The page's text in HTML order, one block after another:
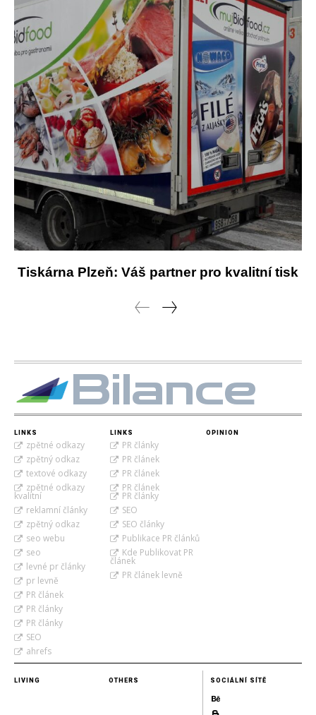
Tiskárna Plzeň: Váš partner pro kvalitní tisk
Bilance
LINKS
zpětné odkazy
zpětný odkaz
textové odkazy
zpětné odkazy
kvalitní
reklamní články
zpětný odkaz
seo webu
seo
levné pr články
pr levně
PR článek
PR články
PR články
SEO
ahrefs
LINKS
PR články
PR článek
PR článek
PR článek
PR články
SEO
SEO články
Publikace PR článků
Kde Publikovat PR
článek
PR článek levně
OPINION
LIVING OTHERS SOCIÁLNÍ SÍTĚ